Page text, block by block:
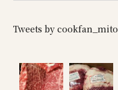
Tweets by cookfan_mito